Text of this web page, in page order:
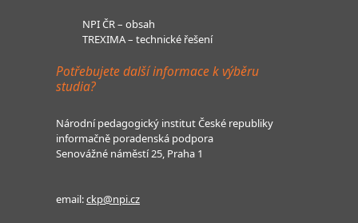
NPI ČR – obsah
TREXIMA – technické řešení
Potřebujete další informace k výběru
studia?
Národní pedagogický institut České republiky
informačně poradenská podpora
Senovážné náměstí 25, Praha 1
email:ckp@npi.cz